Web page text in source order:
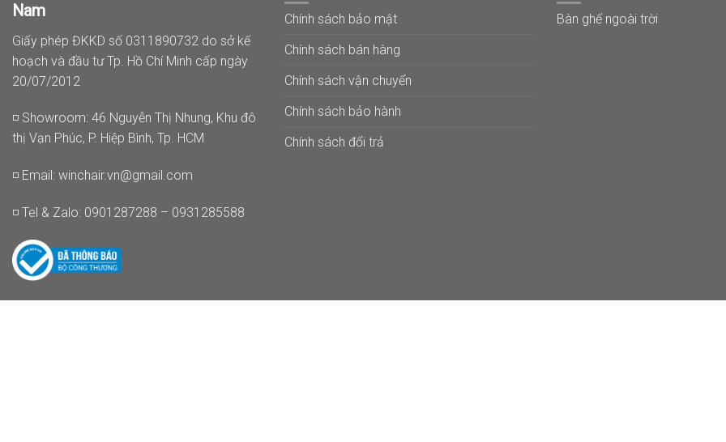
Nam
Giấy phép ĐKKD số 0311890732 do sở kế
hoạch và đầu tư Tp. Hồ Chí Minh cấp ngày
20/07/2012
◽ Showroom: 46 Nguyễn Thị Nhung, Khu đô
thị Vạn Phúc, P. Hiệp Bình, Tp. HCM
◽ Email: winchair.vn@gmail.com
◽ Tel & Zalo: 0901287288 – 0931285588
Chính sách bảo mật
Chính sách bán hàng
Chính sách vận chuyển
Chính sách bảo hành
Chính sách đổi trả
Bàn ghế ngoài trời